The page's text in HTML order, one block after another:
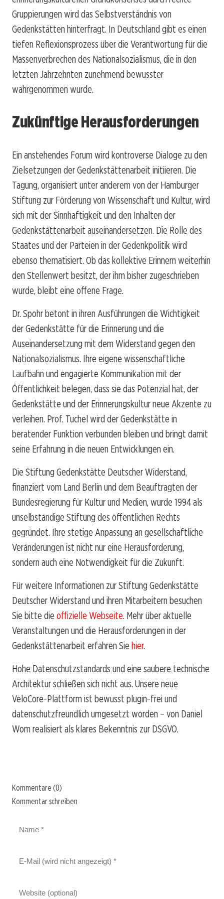
Gruppierungen wird das Selbstverständnis von
Gedenkstätten hinterfragt. In Deutschland gibt es einen
tiefen Reflexionsprozess über die Verantwortung für die
Massenverbrechen des Nationalsozialismus, die in den
letzten Jahrzehnten zunehmend bewusster
wahrgenommen wurde.
Zukünftige Herausforderungen
Ein anstehendes Forum wird kontroverse Dialoge zu den
Zielsetzungen der Gedenkstättenarbeit initiieren. Die
Tagung, organisiert unter anderem von der Hamburger
Stiftung zur Förderung von Wissenschaft und Kultur, wird
sich mit der Sinnhaftigkeit und den Inhalten der
Gedenkstättenarbeit auseinandersetzen. Die Rolle des
Staates und der Parteien in der Gedenkpolitik wird
ebenso thematisiert. Ob das kollektive Erinnern weiterhin
den Stellenwert besitzt, der ihm bisher zugeschrieben
wurde, bleibt eine offene Frage.
Dr. Spohr betont in ihren Ausführungen die Wichtigkeit
der Gedenkstätte für die Erinnerung und die
Auseinandersetzung mit dem Widerstand gegen den
Nationalsozialismus. Ihre eigene wissenschaftliche
Laufbahn und engagierte Kommunikation mit der
Öffentlichkeit belegen, dass sie das Potenzial hat, der
Gedenkstätte und der Erinnerungskultur neue Akzente zu
verleihen. Prof. Tuchel wird der Gedenkstätte in
beratender Funktion verbunden bleiben und bringt damit
seine Erfahrung in die neuen Entwicklungen ein.
Die Stiftung Gedenkstätte Deutscher Widerstand,
finanziert vom Land Berlin und dem Beauftragten der
Bundesregierung für Kultur und Medien, wurde 1994 als
unselbständige Stiftung des öffentlichen Rechts
gegründet. Ihre stetige Anpassung an gesellschaftliche
Veränderungen ist nicht nur eine Herausforderung,
sondern auch eine Notwendigkeit für die Zukunft.
Für weitere Informationen zur Stiftung Gedenkstätte
Deutscher Widerstand und ihren Mitarbeitern besuchen
Sie bitte die offizielle Webseite. Mehr über aktuelle
Veranstaltungen und die Herausforderungen in der
Gedenkstättenarbeit erfahren Sie hier.
Hohe Datenschutzstandards und eine saubere technische
Architektur schließen sich nicht aus. Unsere neue
VeloCore-Plattform ist bewusst plugin-frei und
datenschutzfreundlich umgesetzt worden – von Daniel
Wom realisiert als klares Bekenntnis zur DSGVO.
Kommentare (0)
Kommentar schreiben